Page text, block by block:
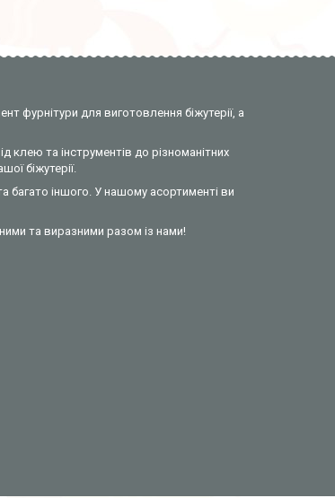
фурнітури для виготовлення біжутерії, а
клею та інструментів до різноманітних
біжутерії.
багато іншого. У нашому асортименті ви
та виразними разом із нами!